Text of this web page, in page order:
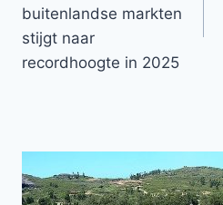
buitenlandse markten
stijgt naar
recordhoogte in 2025